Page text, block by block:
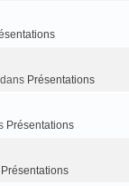
Présentations
Présentations
Présentations